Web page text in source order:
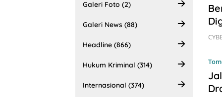
Galeri Foto (2)
Galeri News (88)
Headline (866)
Hukum Kriminal (314)
Internasional (374)